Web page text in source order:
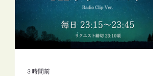
【番組変更】2026/06/26(金
て
3 時間前